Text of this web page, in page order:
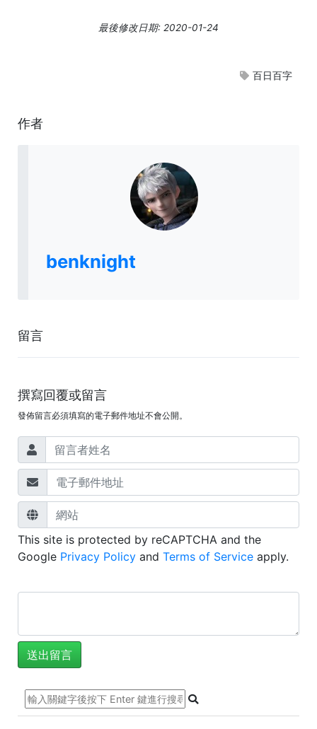
最後修改日期: 2020-01-24
百日百字
作者
benknight
留言
撰寫回覆或留言
發佈留言必須填寫的電子郵件地址不會公開。
This site is protected by reCAPTCHA and the
Google Privacy Policy and Terms of Service apply.